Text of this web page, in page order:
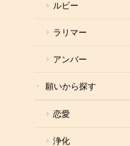
ルビー
ラリマー
アンバー
願いから探す
恋愛
浄化